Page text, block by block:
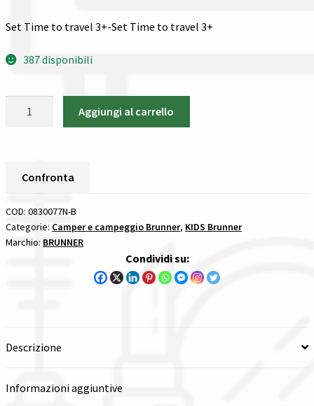
Confronta
Confronta
I nostri negozi
Spedizioni in europa
Spedizioni in italia
Tutte le categorie dei prodotti
Set Time to travel 3+-Set Time to travel 3+
387 disponibili
KIDS
quantità
Aggiungi al carrello
Confronta
COD: 0830077N-B
Categorie: Camper e campeggio Brunner, KIDS Brunner
Marchio: BRUNNER
Condividi su:
Descrizione
Informazioni aggiuntive